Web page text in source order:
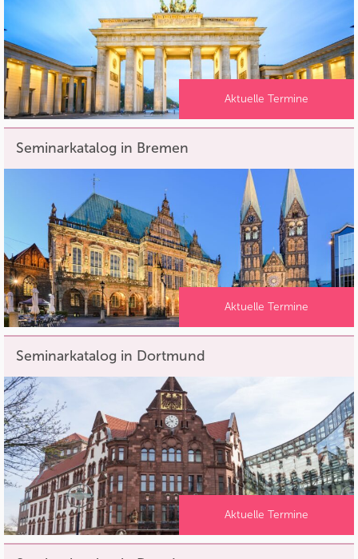
Aktuelle Termine
Seminarkatalog in Bremen
Aktuelle Termine
Seminarkatalog in Dortmund
Aktuelle Termine